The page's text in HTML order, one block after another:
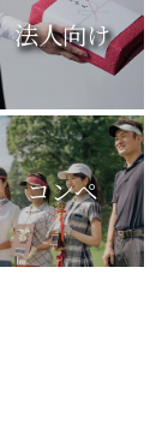
法人向け
コンペ